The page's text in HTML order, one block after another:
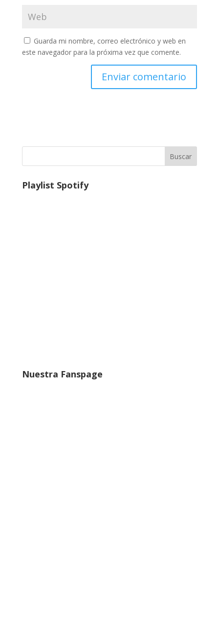
Guarda mi nombre, correo electrónico y web en
este navegador para la próxima vez que comente.
Buscar
Playlist Spotify
Nuestra Fanspage